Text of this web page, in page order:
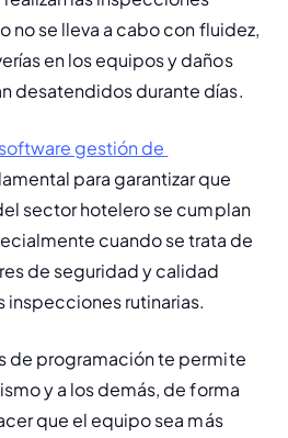
no se lleva a cabo con fluidez,
en los equipos y daños
desatendidos durante días.
software gestión de
para garantizar que
sector hotelero se cumplan
cuando se trata de
de seguridad y calidad
inspecciones rutinarias.
de programación te permite
y a los demás, de forma
que el equipo sea más